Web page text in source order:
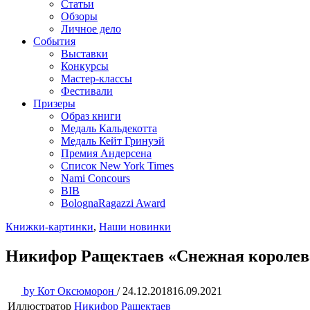
Статьи
Обзоры
Личное дело
События
Выставки
Конкурсы
Мастер-классы
Фестивали
Призеры
Образ книги
Медаль Кальдекотта
Медаль Кейт Гринуэй
Премия Андерсена
Список New York Times
Nami Concours
BIB
BolognaRagazzi Award
Книжки-картинки, Наши новинки
Никифор Ращектаев «Снежная
by Кот Оксюморон / 24.12.201816.09.2021
Иллюстратор Никифор Ращектаев